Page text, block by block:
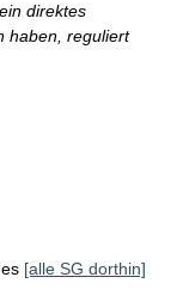
direktes
haben, reguliert
[alle SG dorthin]